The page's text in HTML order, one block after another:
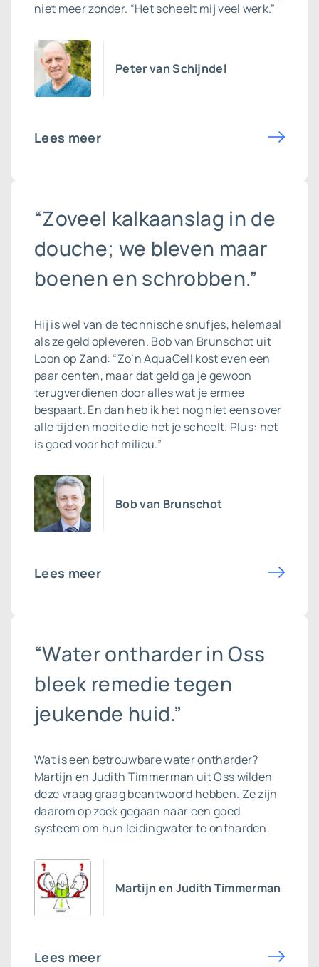
niet meer zonder. “Het scheelt mij veel werk.”
Peter van Schijndel
Lees meer
“Zoveel kalkaanslag in de
douche; we bleven maar
boenen en schrobben.”
Hij is wel van de technische snufjes, helemaal
als ze geld opleveren. Bob van Brunschot uit
Loon op Zand: “Zo’n AquaCell kost even een
paar centen, maar dat geld ga je gewoon
terugverdienen door alles wat je ermee
bespaart. En dan heb ik het nog niet eens over
alle tijd en moeite die het je scheelt. Plus: het
is goed voor het milieu.”
Bob van Brunschot
Lees meer
“Water ontharder in Oss
bleek remedie tegen
jeukende huid.”
Wat is een betrouwbarewater ontharder?
Martijn en Judith Timmerman uit Oss wilden
deze vraag graag beantwoord hebben. Ze zijn
daarom op zoek gegaan naar een goed
systeem om hun leidingwater te ontharden.
Martijn en Judith Timmerman
Lees meer